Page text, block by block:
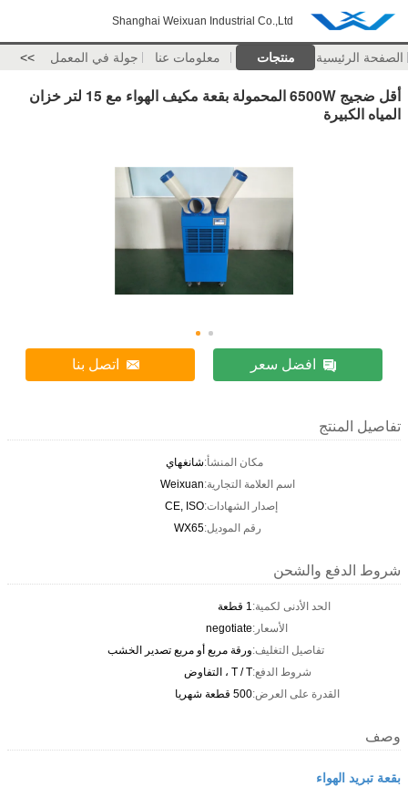
Shanghai Weixuan Industrial Co.,Ltd
الصفحة الرئيسية منتجات معلومات عنا جولة في المعمل >>
أقل ضجيج 6500W المحمولة بقعة مكيف الهواء مع 15 لتر خزان
المياه الكبيرة
افضل سعر اتصل بنا
تفاصيل المنتج
مكان المنشأ:شانغهاي
اسم العلامة التجارية:Weixuan
إصدار الشهادات:CE, ISO
رقم الموديل:WX65
شروط الدفع والشحن
الحد الأدنى لكمية:1 قطعة
الأسعار:negotiate
تفاصيل التغليف:ورقة مربع أو مربع تصدير الخشب
شروط الدفع:T / T ، التفاوض
القدرة على العرض:500 قطعة شهريا
وصف
بقعة تبريد الهواء